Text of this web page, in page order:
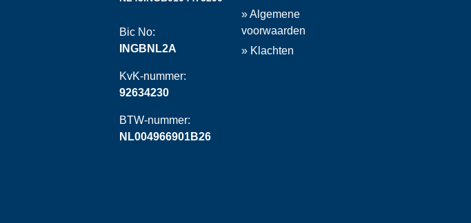
Bic No:
INGBNL2A
KvK-nummer:
92634230
BTW-nummer:
NL004966901B26
» Algemene
voorwaarden
» Klachten